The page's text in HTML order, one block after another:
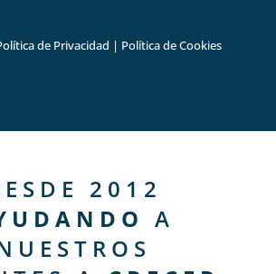
de Privacidad | Política de Cookies
2012
A